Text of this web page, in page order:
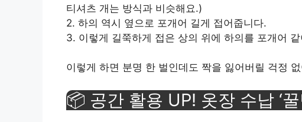
티셔츠 개는 방식과 비슷해요.)
2. 하의 역시 옆으로 포개어 길게 접어줍니다.
3. 이렇게 길쭉하게 접은 상의 위에 하의를 포개어
이렇게 하면 분명 한 벌인데도 짝을 잃어버릴 걱정
📦 공간 활용 UP! 옷장 수납 ‘꿀